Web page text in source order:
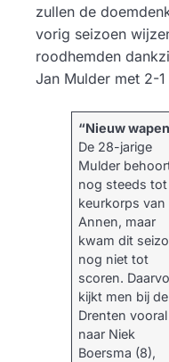
zullen de
vorig seizoen
roodhemden
Jan Mulder met 2-
“Nieuw
De 28-jarige
Mulder
nog steeds
keurkorps van
Annen, maar
kwam dit
nog niet tot
scoren.
kijkt men bij de
Drenten vooral
naar Niek
Boersma (8),